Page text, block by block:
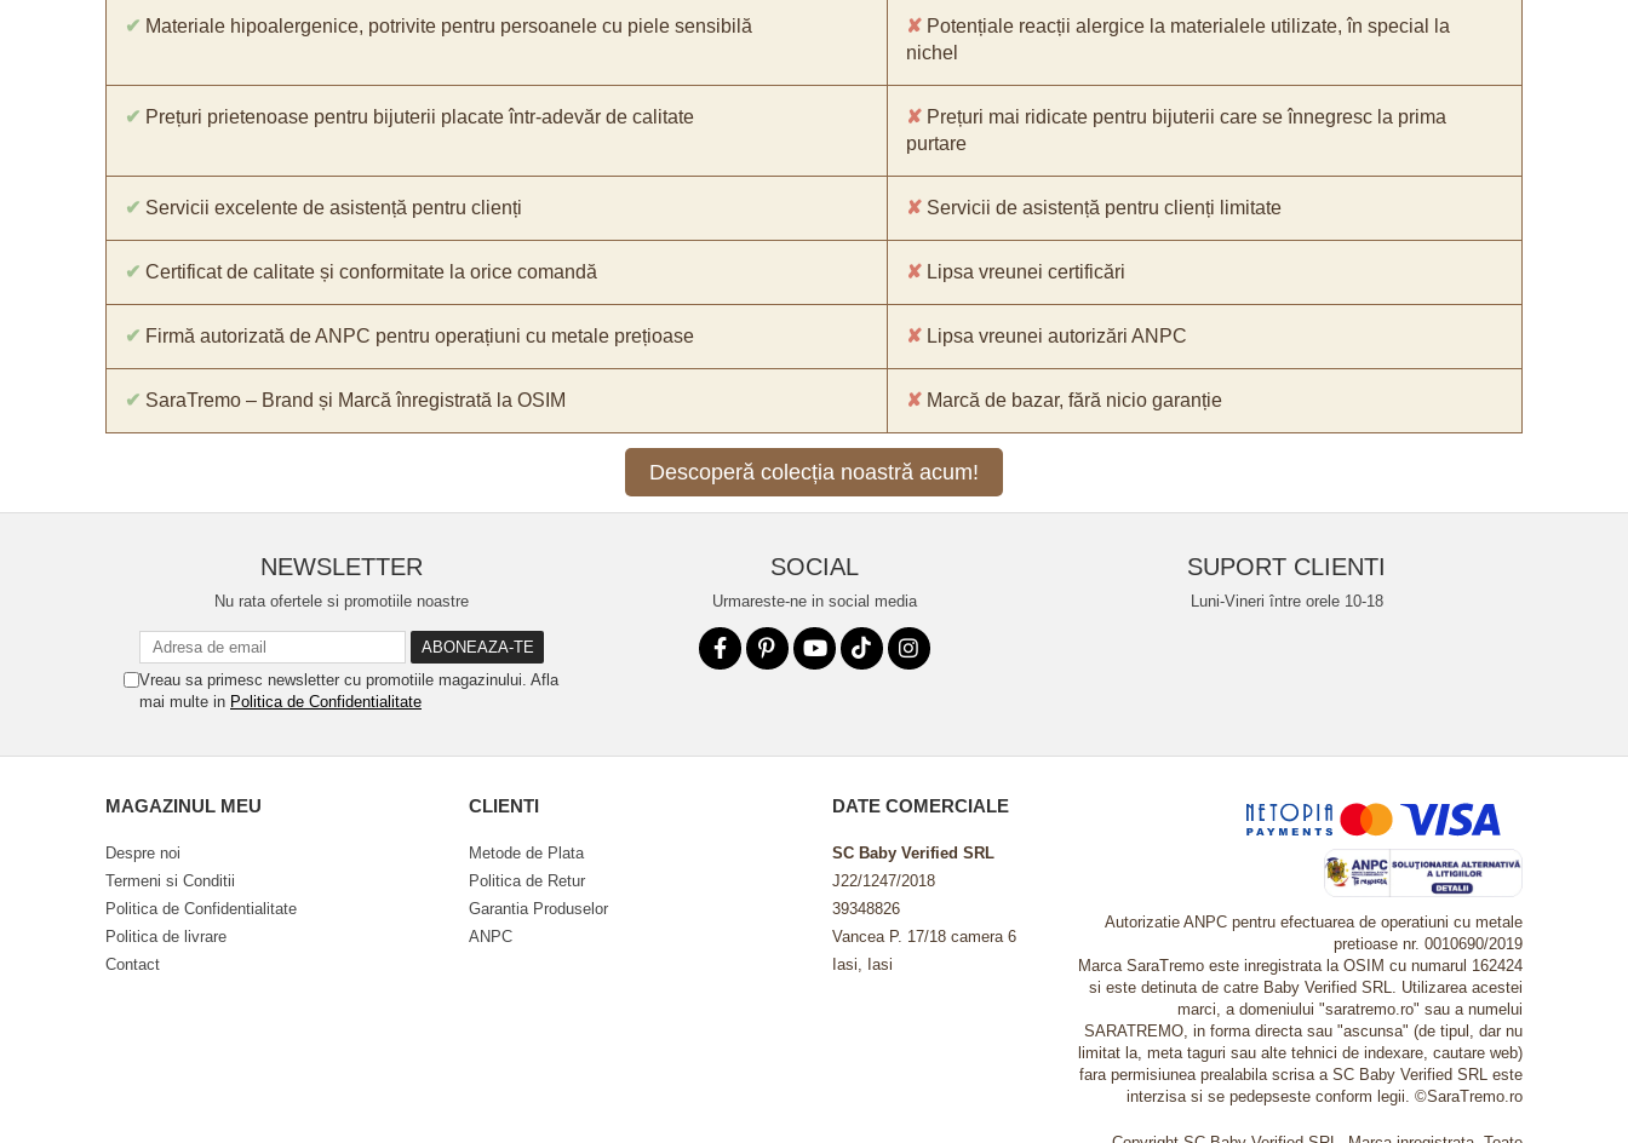
✔ Materiale hipoalergenice, potrivite pentru persoanele cu piele sensibilă ✘ Potențiale reacții alergice la materialele utilizate, în special la
nichel
✔ Prețuri prietenoase pentru bijuterii placate într-adevăr de calitate ✘ Prețuri mai ridicate pentru bijuterii care se înnegresc la prima
purtare
✔ Servicii excelente de asistență pentru clienți ✘ Servicii de asistență pentru clienți limitate
✔ Certificat de calitate și conformitate la orice comandă ✘ Lipsa vreunei certificări
✔ Firmă autorizată de ANPC pentru operațiuni cu metale prețioase ✘ Lipsa vreunei autorizări ANPC
✔ SaraTremo – Brand și Marcă înregistrată la OSIM ✘ Marcă de bazar, fără nicio garanție
Descoperă colecția noastră acum!
NEWSLETTER
Nu rata ofertele si promotiile noastre
Vreau sa primesc newsletter cu promotiile magazinului. Afla
mai multe in Politica de Confidentialitate
SOCIAL
Urmareste-ne in social media
SUPORT CLIENTI
Luni-Vineri între orele 10-18
MAGAZINUL MEU
Despre noi
Termeni si Conditii
Politica de Confidentialitate
Politica de livrare
Contact
CLIENTI
Metode de Plata
Politica de Retur
Garantia Produselor
ANPC
DATE COMERCIALE
SC Baby Verified SRL
J22/1247/2018
39348826
Vancea P. 17/18 camera 6
Iasi, Iasi
Autorizatie ANPC pentru efectuarea de operatiuni cu metale
pretioase nr. 0010690/2019
Marca SaraTremo este inregistrata la OSIM cu numarul 162424
si este detinuta de catre Baby Verified SRL. Utilizarea acestei
marci, a domeniului "saratremo.ro" sau a numelui
SARATREMO, in forma directa sau "ascunsa" (de tipul, dar nu
limitat la, meta taguri sau alte tehnici de indexare, cautare web)
fara permisiunea prealabila scrisa a SC Baby Verified SRL este
interzisa si se pedepseste conform legii. ©SaraTremo.ro